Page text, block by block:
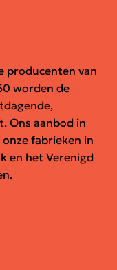
producenten van
worden de
Ons aanbod in
fabrieken in
en het Verenigd